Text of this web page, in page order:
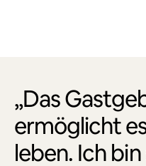
„Das
ermöglicht
leben. Ich